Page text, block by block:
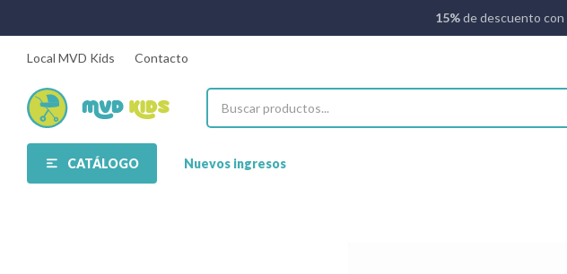
15%de descuento con
CATÁLOGO Nuevos ingresos
Local MVD Kids Contacto